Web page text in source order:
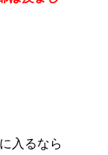
入るなら